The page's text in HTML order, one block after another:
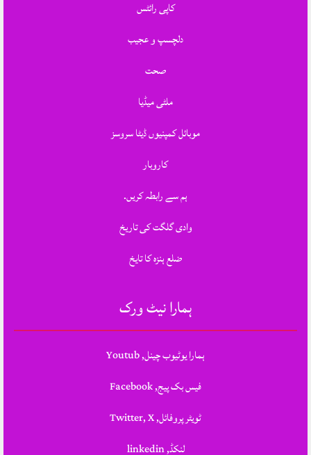
کاپی رائٹس
دلچسپ و عجیب
صحت
ملٹی میڈیا
موبائل کمپنیوں ڈیٹا سروسز
کاروبار
ہم سے رابطہ کریں.
وادی گلگت کی تاریخ
ضلع ہنزہ کا تایخ
ہمارا نیٹ ورک
ہمارا یوٹیوب چینل, Youtub
فیس بک پیج, Facebook
ٹویٹر پروفائل, Twitter, X
لنکڈ, linkedin